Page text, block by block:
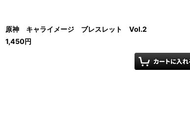
原神 キャライメージ ブレスレット Vol.2
1,450円